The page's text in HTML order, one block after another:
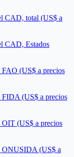
CAD, total (US$ a
CAD, Estados
FAO (US$ a precios
FIDA (US$ a precios
OIT (US$ a precios
ONUSIDA (US$ a